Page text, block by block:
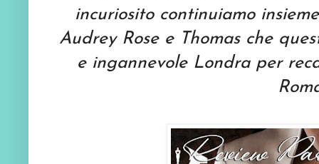
incuriosito continuiamo
Audrey Rose e Thomas che
e ingannevole Londra per